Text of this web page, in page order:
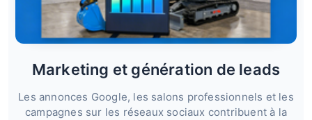
Marketing et génération de leads
Les annonces Google, les salons professionnels et les
campagnes sur les réseaux sociaux contribuent à la